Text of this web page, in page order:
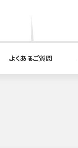
よくあるご質問